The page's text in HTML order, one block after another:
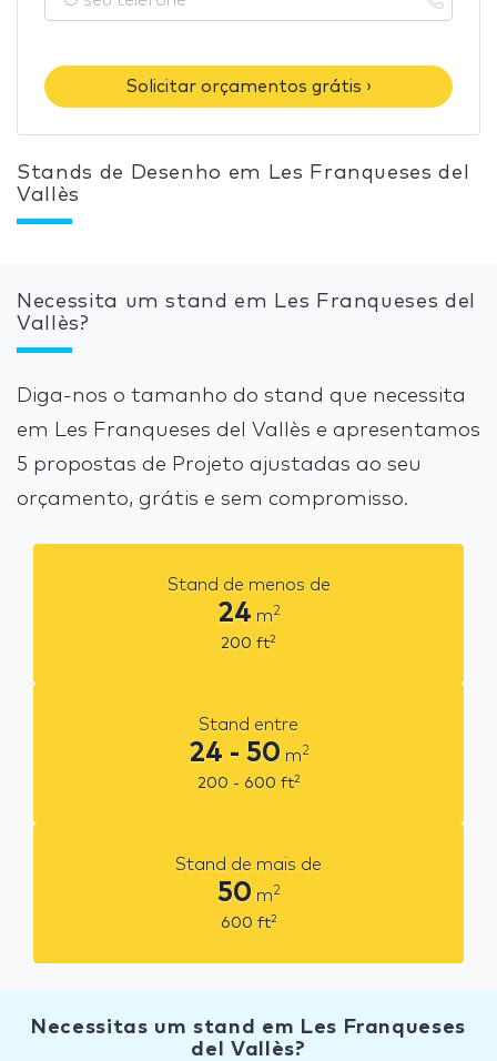
Solicitar orçamentos grátis ›
Stands de Desenho em Les Franqueses del
Vallès
Necessita um stand em Les Franqueses del
Vallès?
Diga-nos o tamanho do stand que necessita
em Les Franqueses del Vallès e apresentamos
5 propostas de Projeto ajustadas ao seu
orçamento, grátis e sem compromisso.
Stand de menos de
24 m2
200 ft2
Stand entre
24 - 50 m2
200 - 600 ft2
Stand de mais de
50 m2
600 ft2
Necessitas um stand em Les Franqueses
del Vallès?